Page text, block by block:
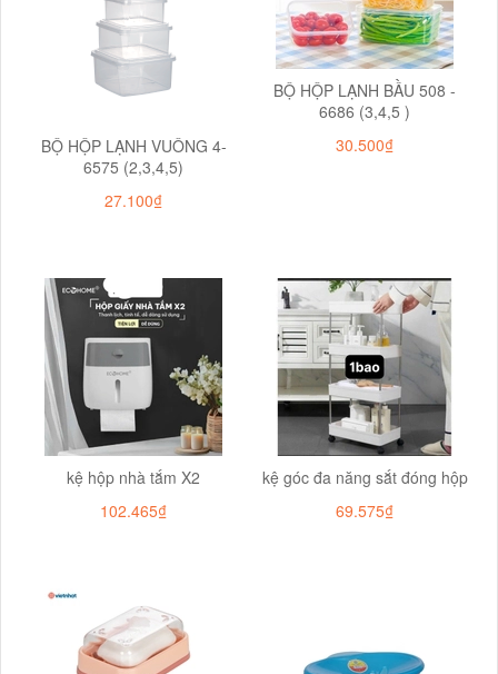
BỘ HỘP LẠNH VUÔNG 4-
6575 (2,3,4,5)
27.100₫
BỘ HỘP LẠNH BẦU 508 -
6686 (3,4,5 )
30.500₫
kệ hộp nhà tắm X2
102.465₫
kệ góc đa năng sắt đóng hộp
69.575₫